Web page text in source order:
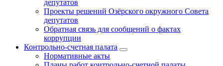
депутатов
Проекты решений Озёрского окружного Совета
депутатов
Обратная связь для сообщений о фактах
коррупции
Контрольно-счетная палата
Нормативные акты